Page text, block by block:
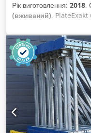
Рік виготовлення: 2018,
(вживаний), PlateExakt
висічних циліндрів 
пристрій  Пристрій
розроблений для
кріплення кліше або
висічний циліндр.
високоякісними USB-
лінійно по прецизійній
здійснюється по
положення кожної
допомогою ручного
діаметр: 60 мм